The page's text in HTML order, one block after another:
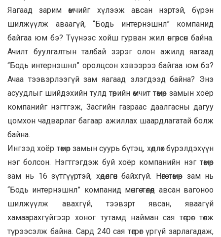
Яагаад зарим өмчийг хүлээж авсан нэртэй, бүрэн
шилжүүлж аваагүй, “Бодь интернэшнл” компанид
байгаа юм бэ? Түүнээс хойш гурван жил өнгөрсөн байна.
Ачилт буулгалтын талбай зэрэг олон ажилд яагаад
“Бодь интернэшнл” оролцсон хэвээрээ байгаа юм бэ?
Ачаа тээвэрлээгүй зам яагаад элэгдээд байна? Энэ
асуудлыг шийдэхийн тулд төрийн өмчит төмөр замын хоёр
компанийг нэгтгэж, Засгийн газраас даалгасны дагуу
цомхон чадварлаг багаар ажиллах шаардлагатай болж
байна.
Ингээд хоёр төмөр замын суурь бүтэц, хөдлөх бүрэлдэхүүн
нэг болсон. Нэгтгэгдэж буй хоёр компанийн нэг төмөр
зам нь 16 зүтгүүртэй, хөдөлгөөн байхгүй. Нөгөө төмөр зам нь
“Бодь интернэшнл” компанид мөнгөө төлөөд авсан вагоноо
шилжүүлж авахгүй, тээвэрт явсан, яваагүй
хамаарахгүйгээр хоног тутамд найман сая төгрөг төлж
түрээсэлж байна. Сард 240 сая төгрөг үргүй зарлагадаж,